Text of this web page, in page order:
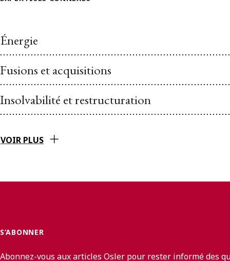
Énergie
Fusions et acquisitions
Insolvabilité et restructuration
VOIR PLUS
S’ABONNER
Abonnez-vous aux articles Osler pour rester informé des